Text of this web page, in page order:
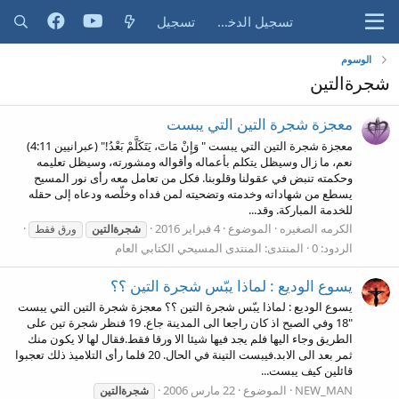
تسجيل الدخول تسجيل
الوسوم
شجرةالتين
معجزة شجرة التين التي يبست
معجزة شجرة التين التي يبست " وَإِنْ مَاتَ، يَتَكَلَّمْ بَعْدُ!" (عبرانيين 4:11)
نعم، ما زال وسيظل يتكلم بأعماله وأقواله ومشورته، وسيظل تعليمه
وحكمته تنبض في عقولنا وقلوبنا. فكل من تعامل معه رأى نور المسيح
يسطع من شهاداته وخدمته وتضحيته لمن فداه وخلّصه ودعاه إلى حقله
للخدمة المباركة. وقد...
الكرمه الصغيره
الموضوع 4 فبراير 2016 شجرةالتين ورق فقط
الردود: 0 المنتدى: المنتدى المسيحي الكتابي العام
يسوع الوديع : لماذا يبّس شجرة التين ؟؟
يسوع الوديع : لماذا يبّس شجرة التين ؟؟ معجزة شجرة التين التي يبست
"18 وفي الصبح اذ كان راجعا الى المدينة جاع. 19 فنظر شجرة تين على
الطريق وجاء اليها فلم يجد فيها شيئا الا ورقا فقط.فقال لها لا يكون منك
ثمر بعد الى الابد.فيبست التينة في الحال. 20 فلما رأى التلاميذ ذلك تعجبوا
قائلين كيف يبست...
NEW_MAN
الموضوع 22 مارس 2006
شجرةالتين